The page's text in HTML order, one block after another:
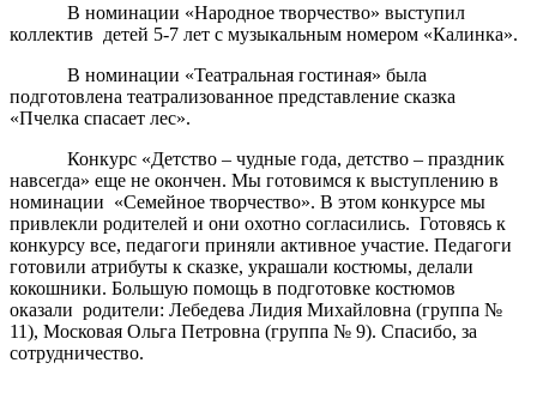
В номинации «Народное творчество» выступил
коллектив детей 5-7 лет с музыкальным номером «Калинка».
В номинации «Театральная гостиная» была
подготовлена театрализованное представление сказка
«Пчелка спасает лес».
Конкурс «Детство – чудные года, детство – праздник
навсегда» еще не окончен. Мы готовимся к выступлению в
номинации «Семейное творчество». В этом конкурсе мы
привлекли родителей и они охотно согласились. Готовясь к
конкурсу все, педагоги приняли активное участие. Педагоги
готовили атрибуты к сказке, украшали костюмы, делали
кокошники. Большую помощь в подготовке костюмов
оказали родители: Лебедева Лидия Михайловна (группа №
11), Московая Ольга Петровна (группа № 9). Спасибо, за
сотрудничество.